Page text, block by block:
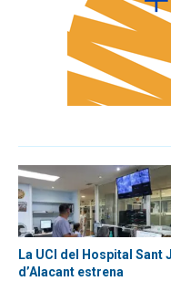
La UCI del Hospital Sant
d’Alacant estrena